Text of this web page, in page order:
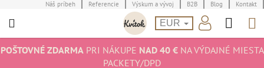
na
Náš príbeh Referencie Výskum a vývoj B2B Blog Kontakt
EUR
POŠTOVNÉ ZDARMAPRI NÁKUPE NAD 40 €NA VÝDAJNÉ MIESTA
PACKETY/DPD